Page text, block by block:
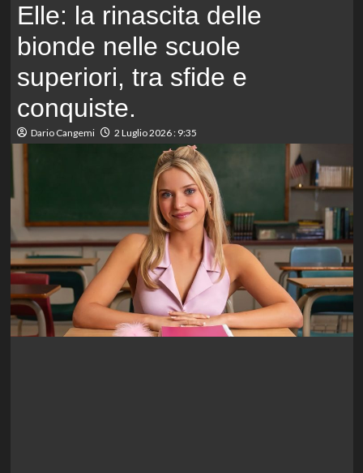
Elle: la rinascita delle
bionde nelle scuole
superiori, tra sfide e
conquiste.
Dario Cangemi 2 Luglio 2026 : 9:35